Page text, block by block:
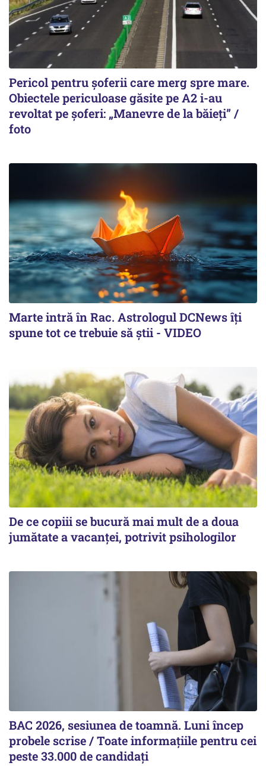
Pericol pentru șoferii care merg spre mare.
Obiectele periculoase găsite pe A2 i-au
revoltat pe șoferi: „Manevre de la băieți” /
foto
Marte intră în Rac. Astrologul DCNews îți
spune tot ce trebuie să știi - VIDEO
De ce copiii se bucură mai mult de a doua
jumătate a vacanței, potrivit psihologilor
BAC 2026, sesiunea de toamnă. Luni încep
probele scrise / Toate informațiile pentru cei
peste 33.000 de candidați